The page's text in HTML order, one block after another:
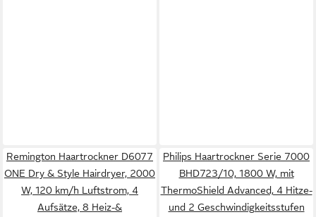
Remington Haartrockner D6077
ONE Dry & Style Hairdryer, 2000
W, 120 km/h Luftstrom, 4
Aufsätze, 8 Heiz-&
Philips Haartrockner Serie 7000
BHD723/10, 1800 W, mit
ThermoShield Advanced, 4 Hitze-
und 2 Geschwindigkeitsstufen